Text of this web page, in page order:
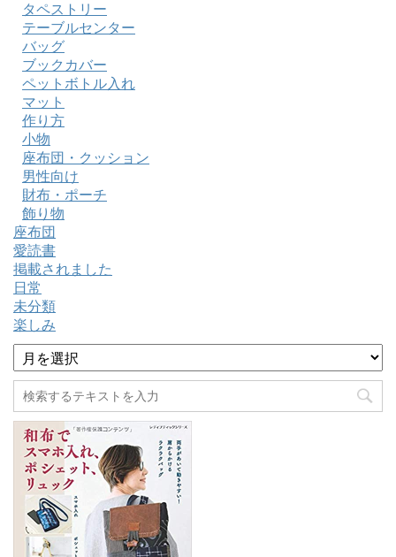
タペストリー
テーブルセンター
バッグ
ブックカバー
ペットボトル入れ
マット
作り方
小物
座布団・クッション
男性向け
財布・ポーチ
飾り物
座布団
愛読書
掲載されました
日常
未分類
楽しみ
ア
ー
カ
イ
ブ